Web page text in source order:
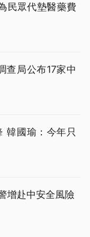
民眾代墊醫藥費
查局公布17家中
韓國瑜：今年只
增赴中安全風險